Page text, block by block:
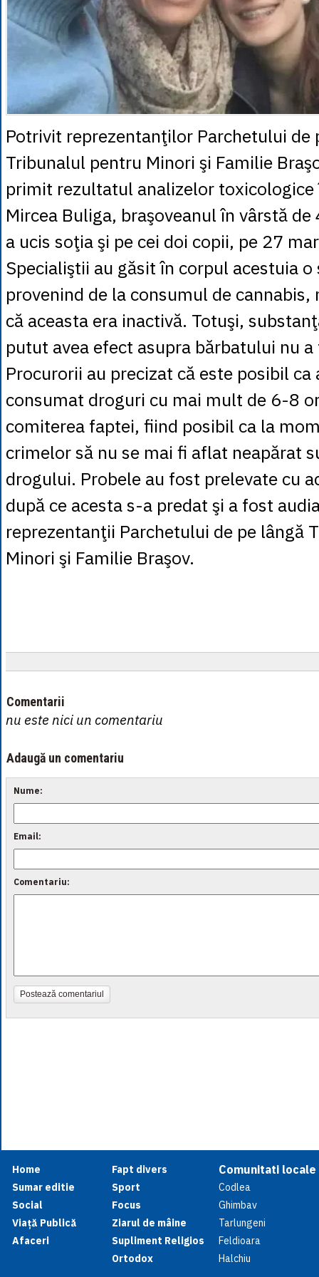
Potrivit reprezentanţilor Parchetului de
Tribunalul pentru Minori şi Familie
primit rezultatul analizelor
Mircea Buliga, braşoveanul în vârstă
a ucis soţia şi pe cei doi copii, pe 27
Specialiştii au găsit în corpul acestuia
provenind de la consumul de
că aceasta era inactivă. Totuşi,
putut avea efect asupra bărbatului nu
Procurorii au precizat că este posibil ca
consumat droguri cu mai mult de 6-8
comiterea faptei, fiind posibil ca la
crimelor să nu se mai fi aflat neapărat
drogului. Probele au fost prelevate cu
după ce acesta s-a predat şi a fost
reprezentanţii Parchetului de pe lângă
Minori şi Familie Braşov.
Comentarii
nu este nici un comentariu
Adaugă un comentariu
Nume:
Email:
Comentariu:
Postează comentariul
Home
Sumar editie
Social
Viață Publică
Afaceri
Fapt divers
Sport
Focus
Ziarul de mâine
Supliment Religios
Ortodox
Comunitati locale
Codlea
Ghimbav
Tarlungeni
Feldioara
Halchiu